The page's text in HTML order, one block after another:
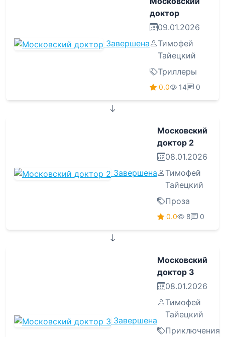
Завершена
доктор
09.01.2026
Тимофей
Тайецкий
Триллеры
0.0 14 0
Завершена
Московский
доктор 2
08.01.2026
Тимофей
Тайецкий
Проза
0.0 8 0
Завершена
Московский
доктор 3
08.01.2026
Тимофей
Тайецкий
Приключения